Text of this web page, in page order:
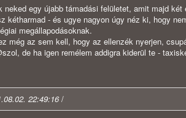
neked egy újabb támadási felületet, amit majd
kétharmad - és ugye nagyon úgy néz ki, hogy
megállapodásoknak.
még az sem kell, hogy az ellenzék nyerjen,
de ha igen remélem addigra kiderül te -
22:49:16/